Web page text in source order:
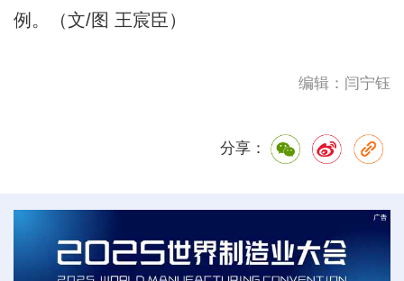
例。（文/图 王宸臣）
编辑：闫宁钰
分享：